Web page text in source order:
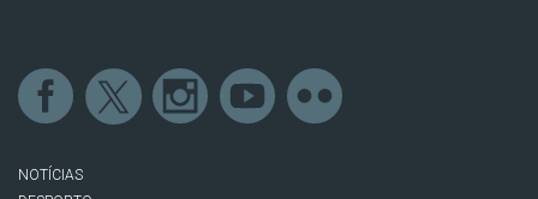
NOTÍCIAS